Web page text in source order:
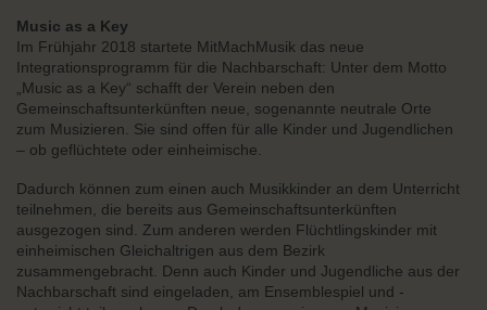
Music as a Key
Im Frühjahr 2018 startete MitMachMusik das neue
Integrationsprogramm für die Nachbarschaft: Unter dem Motto
„Music as a Key“ schafft der Verein neben den
Gemeinschaftsunterkünften neue, sogenannte neutrale Orte
zum Musizieren. Sie sind offen für alle Kinder und Jugendlichen
– ob geflüchtete oder einheimische.
Dadurch können zum einen auch Musikkinder an dem Unterricht
teilnehmen, die bereits aus Gemeinschaftsunterkünften
ausgezogen sind. Zum anderen werden Flüchtlingskinder mit
einheimischen Gleichaltrigen aus dem Bezirk
zusammengebracht. Denn auch Kinder und Jugendliche aus der
Nachbarschaft sind eingeladen, am Ensemblespiel und -